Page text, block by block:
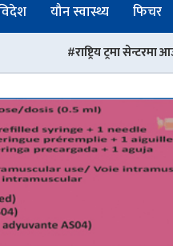
यौन स्वास्थ्य फिचर
सेन्टरमा आउने बेवारिसे बिरामीको